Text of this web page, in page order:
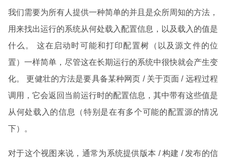
我们需要为所有人提供一种简单的并且是众所周知的方法，
用来找出运行的系统从何处载入配置信息，以及载入的值是
什么。 这在启动时可能和打印配置树（以及源文件的位
置）一样简单，尽管这在长期运行的系统中很快就会产生变
化。 更健壮的方法是要具备某种网页 / 关于页面 / 远程过程
调用，它会返回当前运行时的配置信息，其中带有这些值是
从何处载入的信息（特别是在有多个可能的配置源的情况
下）。
对于这个视图来说，通常为系统提供版本 / 构建 / 发布的信